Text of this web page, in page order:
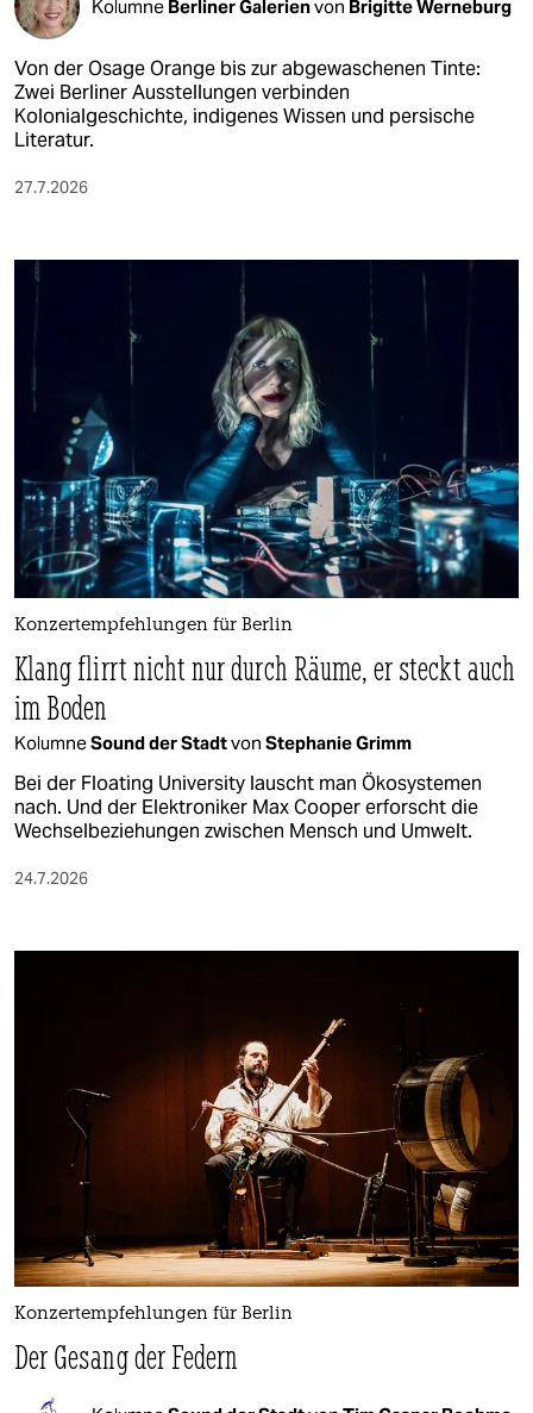
Kolumne Berliner Galerienvon Brigitte Werneburg
Von der Osage Orange bis zur abgewaschenen Tinte:
Zwei Berliner Ausstellungen verbinden
Kolonialgeschichte, indigenes Wissen und persische
Literatur.
27.7.2026
Konzertempfehlungen für Berlin
Klang flirrt nicht nur durch Räume, er steckt auch
im Boden
KolumneSound der Stadtvon Stephanie Grimm
Bei der Floating University lauscht man Ökosystemen
nach. Und der Elektroniker Max Cooper erforscht die
Wechselbeziehungen zwischen Mensch und Umwelt.
24.7.2026
Konzertempfehlungen für Berlin
Der Gesang der Federn